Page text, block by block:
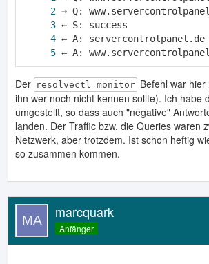
← A:
Der resolvectl monitor Befehl war
ihn wer noch nicht kennen sollte). Ich habe
umgestellt, so dass auch "negative"
landen. Der Traffic bzw. die Queries waren
Netzwerk, aber trotzdem. Ist schon heftig
so zusammen kommen.
marcquark
Anfänger